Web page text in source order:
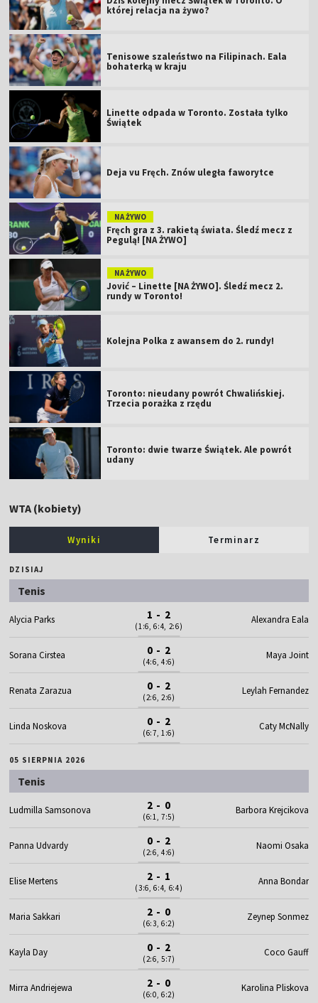
której relacja na żywo?
Tenisowe szaleństwo na Filipinach. Eala
bohaterką w kraju
Linette odpada w Toronto. Została tylko
Świątek
Deja vu Fręch. Znów uległa faworytce
NA ŻYWO
Fręch gra z 3. rakietą świata. Śledź mecz z
Pegulą! [NA ŻYWO]
NA ŻYWO
Jović – Linette [NA ŻYWO]. Śledź mecz 2.
rundy w Toronto!
Kolejna Polka z awansem do 2. rundy!
Toronto: nieudany powrót Chwalińskiej.
Trzecia porażka z rzędu
Toronto: dwie twarze Świątek. Ale powrót
udany
WTA (kobiety)
Wyniki Terminarz
DZISIAJ
Tenis
Alycia Parks 1 - 2
(1:6, 6:4, 2:6)
Alexandra Eala
Sorana Cirstea 0 - 2
(4:6, 4:6)
Maya Joint
Renata Zarazua 0 - 2
(2:6, 2:6)
Leylah Fernandez
Linda Noskova 0 - 2
(6:7, 1:6)
Caty McNally
05 SIERPNIA 2026
Tenis
Ludmilla Samsonova 2 - 0
(6:1, 7:5)
Barbora Krejcikova
Panna Udvardy 0 - 2
(2:6, 4:6)
Naomi Osaka
Elise Mertens 2 - 1
(3:6, 6:4, 6:4)
Anna Bondar
Maria Sakkari 2 - 0
(6:3, 6:2)
Zeynep Sonmez
Kayla Day 0 - 2
(2:6, 5:7)
Coco Gauff
Mirra Andriejewa 2 - 0
(6:0, 6:2)
Karolina Pliskova